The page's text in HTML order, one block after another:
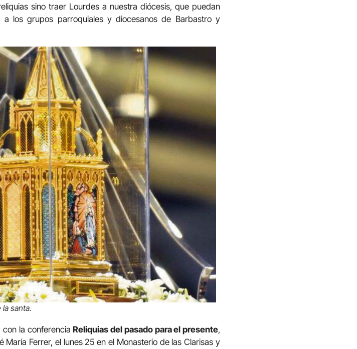
sino traer Lourdes a nuestra diócesis, que puedan
los grupos parroquiales y diocesanos de Barbastro y
santa.
con la conferenciaReliquias del pasado para el presente,
Ferrer, el lunes 25 en el Monasterio de las Clarisas y